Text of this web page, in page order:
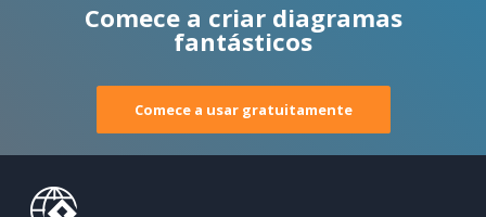
Comece a criar diagramas
fantásticos
Comece a usar gratuitamente